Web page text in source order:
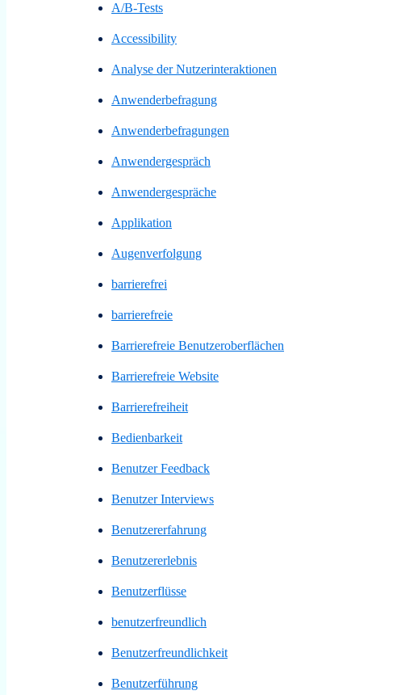
A/B-Tests
Accessibility
Analyse der Nutzerinteraktionen
Anwenderbefragung
Anwenderbefragungen
Anwendergespräch
Anwendergespräche
Applikation
Augenverfolgung
barrierefrei
barrierefreie
Barrierefreie Benutzeroberflächen
Barrierefreie Website
Barrierefreiheit
Bedienbarkeit
Benutzer Feedback
Benutzer Interviews
Benutzererfahrung
Benutzererlebnis
Benutzerflüsse
benutzerfreundlich
Benutzerfreundlichkeit
Benutzerführung